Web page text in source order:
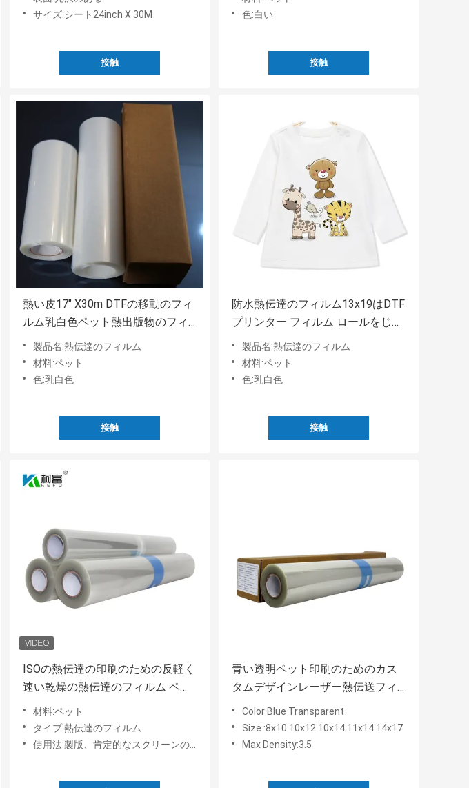
サイズ:シート24inch X 30M
接触
色:白い
接触
熱い皮17" X30m DTFの移動のフィ
ルム乳白色ペット熱出版物のフィ
ルム
製品名:熱伝達のフィルム
材料:ペット
色:乳白色
接触
防水熱伝達のフィルム13x19はDTF
プリンター フィルム ロールをじり
じり動かす
製品名:熱伝達のフィルム
材料:ペット
色:乳白色
接触
ISOの熱伝達の印刷のための反軽く
速い乾燥の熱伝達のフィルム ペッ
ト フィルム
材料:ペット
タイプ:熱伝達のフィルム
使用法:製版、肯定的なスクリーンの印刷
青い透明ペット印刷のためのカス
タムデザインレーザー熱伝送フィ
ルムColor:Blue Transparent
Size :8x10 10x12 10x14 11x14 14x17
Max Density:3.5